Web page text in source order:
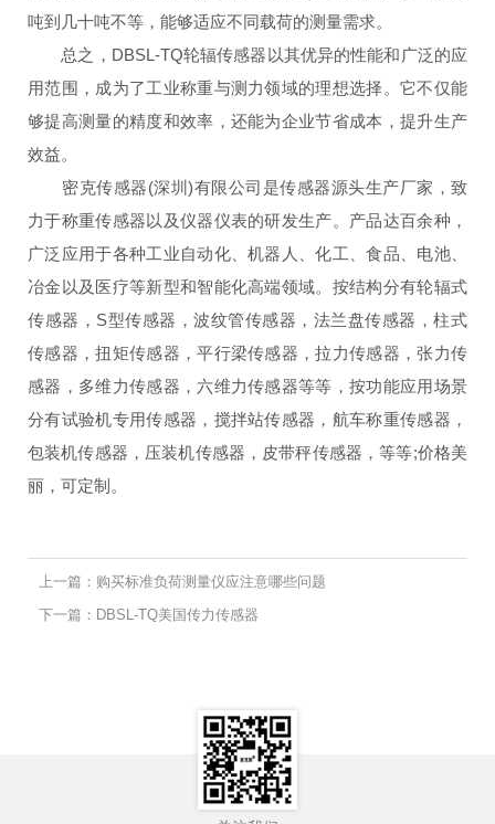
吨到几十吨不等，能够适应不同载荷的测量需求。
总之，DBSL-TQ轮辐传感器以其优异的性能和广泛的应
用范围，成为了工业称重与测力领域的理想选择。它不仅能
够提高测量的精度和效率，还能为企业节省成本，提升生产
效益。
密克传感器(深圳)有限公司是传感器源头生产厂家，致
力于称重传感器以及仪器仪表的研发生产。产品达百余种，
广泛应用于各种工业自动化、机器人、化工、食品、电池、
冶金以及医疗等新型和智能化高端领域。按结构分有轮辐式
传感器，S型传感器，波纹管传感器，法兰盘传感器，柱式
传感器，扭矩传感器，平行梁传感器，拉力传感器，张力传
感器，多维力传感器，六维力传感器等等，按功能应用场景
分有试验机专用传感器，搅拌站传感器，航车称重传感器，
包装机传感器，压装机传感器，皮带秤传感器，等等;价格美
丽，可定制。
上一篇：购买标准负荷测量仪应注意哪些问题
下一篇：DBSL-TQ美国传力传感器